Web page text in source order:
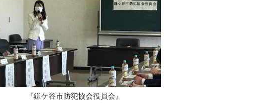
『鎌ケ谷市防犯協会役員会』